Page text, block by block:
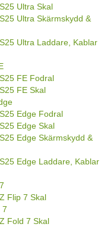
Ultra Skal
Ultra Skärmskydd &
Ultra Laddare, Kablar
FE Fodral
FE Skal
Edge Fodral
Edge Skal
Edge Skärmskydd &
Edge Laddare, Kablar
Flip 7 Skal
7
Fold 7 Skal